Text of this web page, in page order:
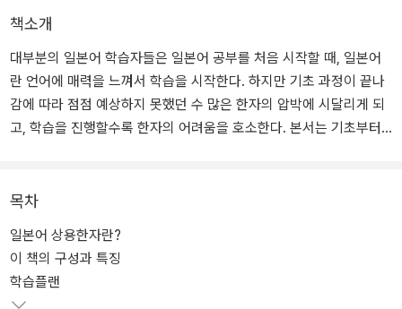
책소개
대부분의 일본어 학습자들은 일본어 공부를 처음 시작할 때, 일본어
란 언어에 매력을 느껴서 학습을 시작한다. 하지만 기초 과정이 끝나
감에 따라 점점 예상하지 못했던 수 많은 한자의 압박에 시달리게 되
고, 학습을 진행할수록 한자의 어려움을 호소한다. 본서는 기초부터 J
목차
일본어 상용한자란?
이 책의 구성과 특징
학습플랜